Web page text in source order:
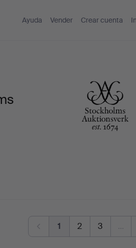
Ayuda Vender Crear cuenta
1 2 3 …